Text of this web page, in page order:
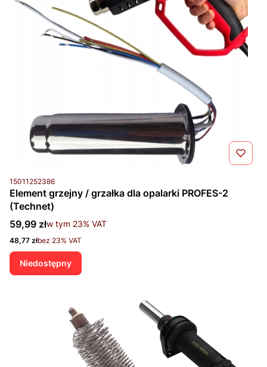
Kod produktu
15011252386
Element grzejny / grzałka dla opalarki PROFES-2
(Technet)
Cena brutto
59,99 złw tym %s VAT
w tym 23% VAT
Cena netto
48,77 złbez 23% VAT
Niedostępny